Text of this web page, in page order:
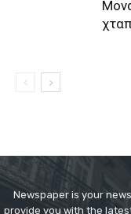
Newspaper is your
provide you with the